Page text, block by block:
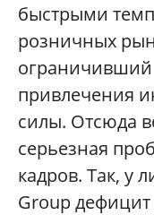
быстрыми
розничных
привлечения
силы. Отсюда
серьезная
кадров. Так, у
Group